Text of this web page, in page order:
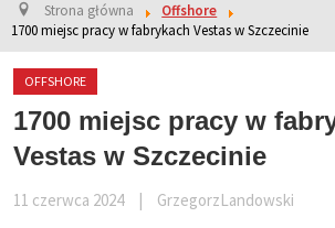
Strona główna
Offshore
1700 miejsc pracy w fabrykach Vestas w Szczecinie
OFFSHORE
1700 miejsc pracy w
Vestas w Szczecinie
11 czerwca 2024 GrzegorzLandowski